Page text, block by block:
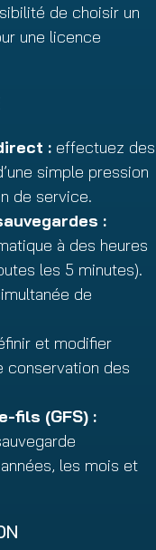
de choisir un
une licence
: effectuez des
simple pression
de service.
:
à des heures
les 5 minutes).
de
et modifier
conservation des
fils (GFS) :
les mois et